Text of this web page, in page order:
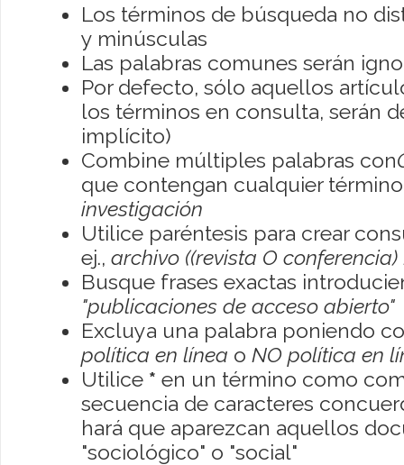
Los términos de búsqueda no
y minúsculas
Las palabras comunes serán
Por defecto, sólo aquellos
los términos en consulta, serán
implícito)
Combine múltiples palabras con
que contengan cualquier
investigación
Utilice paréntesis para crear
ej., archivo ((revista O conferencia)
Busque frases exactas
"publicaciones de acceso abierto"
Excluya una palabra poniendo
política en línea o NO política en
Utilice * en un término como
secuencia de caracteres
hará que aparezcan aquellos
"sociológico" o "social"